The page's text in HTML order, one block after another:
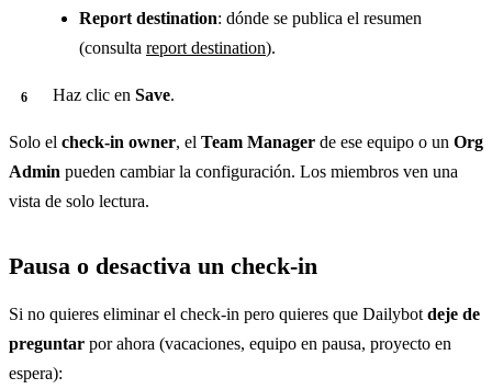
Report destination: dónde se publica el resumen
(consulta report destination).
Haz clic en Save.
Solo el check-in owner, el Team Manager de ese equipo o un Org
Admin pueden cambiar la configuración. Los miembros ven una
vista de solo lectura.
Pausa o desactiva un check-in
Si no quieres eliminar el check-in pero quieres que Dailybot deje de
preguntar por ahora (vacaciones, equipo en pausa, proyecto en
espera):